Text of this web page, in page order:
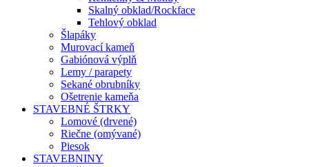
Skalný obklad/Rockface
Tehlový obklad
Šlapáky
Murovací kameň
Gabiónová výplň
Lemy / parapety
Sekané obrubníky
Ošetrenie kameňa
STAVEBNÉ ŠTRKY
Lomové (drvené)
Riečne (omývané)
Piesok
STAVEBNINY